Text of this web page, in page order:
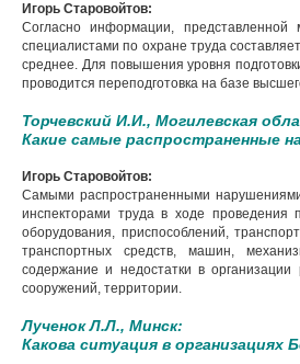
Игорь Старовойтов:
Согласно информации, представленной
специалистами по охране труда
среднее. Для повышения уровня
проводится переподготовка на базе
Торчевский И.И., Могилевская
Какие самые распространенные
Игорь Старовойтов:
Самыми распространенными
инспекторами труда в ходе проведения
оборудования, приспособлений,
транспортных средств, машин,
содержание и недостатки в организации
сооружений, территории.
Лученок Л.Л., Минск:
Какова ситуация в